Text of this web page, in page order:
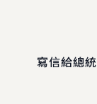
寫信給總統